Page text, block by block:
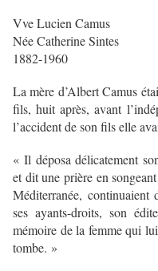
Vve Lucien Camus
Née Catherine Sintes
1882-1960
La mère d’Albert Camus
fils, huit après, avant
l’accident de son fils elle
« Il déposa délicatement
et dit une prière en
Méditerranée,
ses ayants-droits, son
mémoire de la femme qui
tombe. »